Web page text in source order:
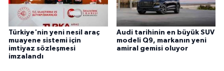
Türkiye'nin yeni nesil araç
muayene sistemi için
imtiyaz sözleşmesi
imzalandı
Audi tarihinin en büyük SUV
modeli Q9, markanın yeni
amiral gemisi oluyor